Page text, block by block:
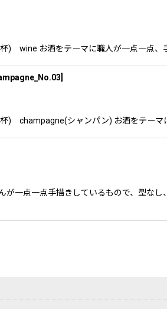
wine お酒をテーマに職人が一点一点、
champagne(シャンパン) お酒をテーマ
点一点手描きしているもので、型なし